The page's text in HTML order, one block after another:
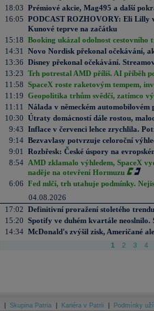
18:03 Prémiové akcie, Mag495 a další
16:05 PODCAST ROZHOVORY: Eli Lilly
Kunové teprve na začátku
15:18 Booking ukázal odolnost cestovního
14:31
Novo Nordisk překonal očekávání,
13:36 Disney překonal očekávání.
13:23 Trh potrestal AMD příliš. AI příběh
11:58 SpaceX roste raketovým tempem,
11:19 Geopolitika trhům svědčí, zatímco
11:11
Nálada v německém automobilovém
10:30 Útraty domácností dále rostou,
9:43 Inflace v červenci lehce zrychlila.
9:14 Bezvavlasy potvrzuje celoroční
9:01
Rozbřesk: České úspory na
8:54 AMD zklamalo výhledem, SpaceX
naděje na otevření Hormuzu
6:06 Fed mlčí, trh utahuje podmínky.
04.08.2026
17:02 Definitivní proražení stoletého
15:20 Spotify ve duhém kvartále neoslnilo.
14:34 McDonald's zvýšil zisk, Američané
1 2 3 4
Skupina Patria Kariéra v Patrii Podmínky